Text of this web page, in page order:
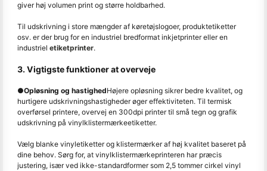
giver høj volumen print og større holdbarhed.
Til udskrivning i store mængder af køretøjslogoer, produktetiketter
osv. er der brug for en industriel bredformat inkjetprinter eller en
industriel etiketprinter.
3. Vigtigste funktioner at overveje
●Opløsning og hastighedHøjere opløsning sikrer bedre kvalitet, og
hurtigere udskrivningshastigheder øger effektiviteten. Til termisk
overførsel printere, overvej en 300dpi printer til små tegn og grafik
udskrivning på vinylklistermærkeetiketter.
Vælg blanke vinyletiketter og klistermærker af høj kvalitet baseret på
dine behov. Sørg for, at vinylklistermærkeprinteren har præcis
justering, især ved ikke-standardformer som 2,5 tommer cirkel vinyl